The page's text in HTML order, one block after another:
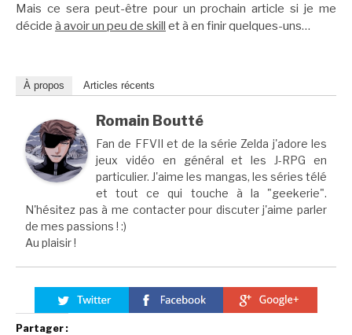
Mais ce sera peut-être pour un prochain article si je me
décide à avoir un peu de skill et à en finir quelques-uns…
À propos Articles récents
Romain Boutté
Fan de FFVII et de la série Zelda j'adore les
jeux vidéo en général et les J-RPG en
particulier. J'aime les mangas, les séries télé
et tout ce qui touche à la "geekerie".
N'hésitez pas à me contacter pour discuter j'aime parler
de mes passions ! :)
Au plaisir !
Partager :